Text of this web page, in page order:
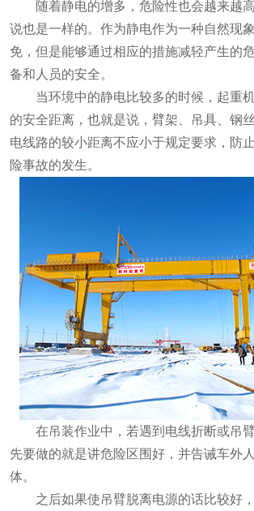
随着静电的增多，危险性也会越来越
说也是一样的。作为静电作为一种自然现
免，但是能够通过相应的措施减轻产生的
备和人员的安全。
当环境中的静电比较多的时候，起重
的安全距离，也就是说，臂架、吊具、钢
电线路的较小距离不应小于规定要求，防
险事故的发生。
在吊装作业中，若遇到电线折断或吊
先要做的就是讲危险区围好，并告诫车外
体。
之后如果使吊臂脱离电源的话比较好